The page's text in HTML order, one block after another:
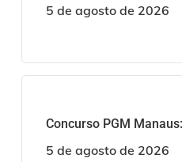
5 de agosto de 2026
Concurso PGM
5 de agosto de 2026